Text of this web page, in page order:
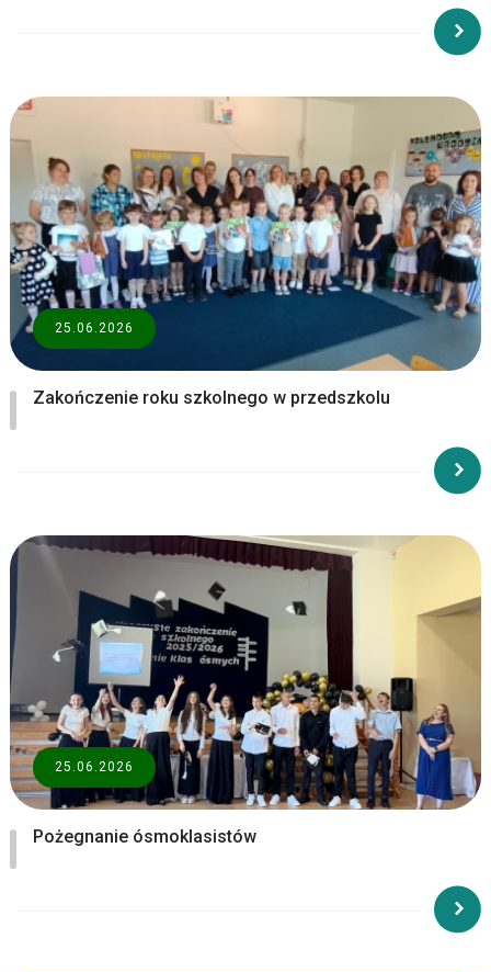
25.06.2026
Zakończenie roku szkolnego w przedszkolu
25.06.2026
Pożegnanie ósmoklasistów